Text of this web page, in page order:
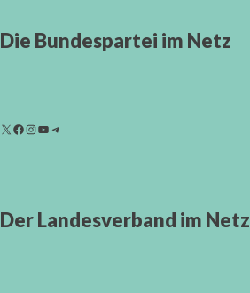
Die Bundespartei im Netz
Der Landesverband im Netz